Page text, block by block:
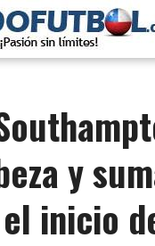
y
inicio